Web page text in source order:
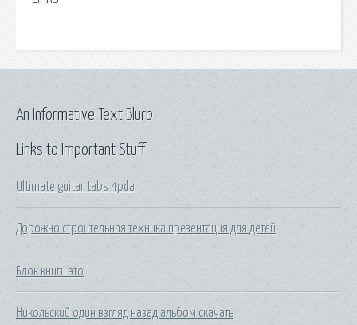
Links to Important Stuff
Ultimate guitar tabs 4pda
Дорожно строительная техника презентация для детей
Блок книги это
Никольский один взгляд назад альбом скачать
An Informative Text Blurb